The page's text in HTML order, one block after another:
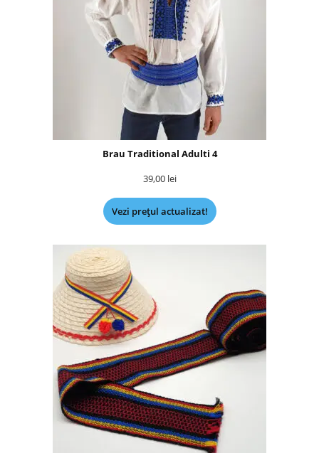
Brau Traditional Adulti 4
39,00 lei
Vezi prețul actualizat!